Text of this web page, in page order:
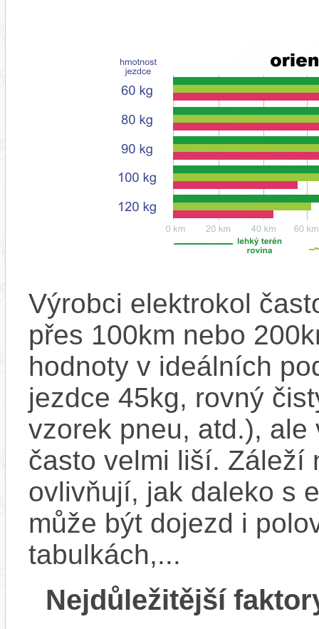
Výrobci elektrokol
přes 100km nebo
hodnoty v ideálních
jezdce 45kg, rovný
vzorek pneu, atd.),
často velmi liší. Záleží
ovlivňují, jak daleko s
může být dojezd i
tabulkách,...
Nejdůležitější